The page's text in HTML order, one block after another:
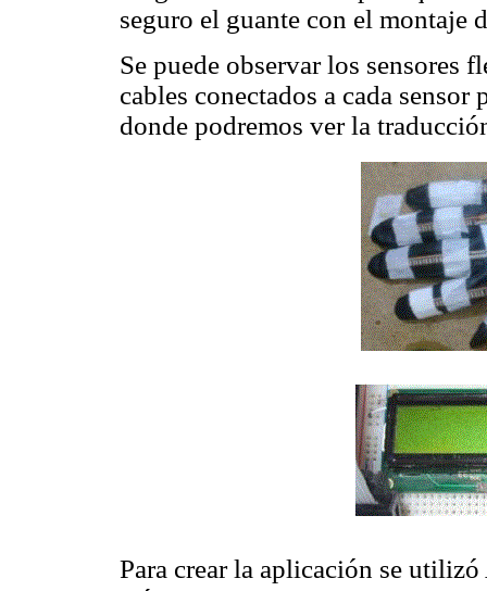
seguro el guante con el montaje
Se puede observar los sensores
cables conectados a cada
donde podremos ver la
Para crear la aplicación se